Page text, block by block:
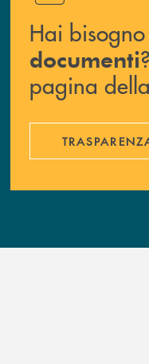
Hai
documenti
pagina della